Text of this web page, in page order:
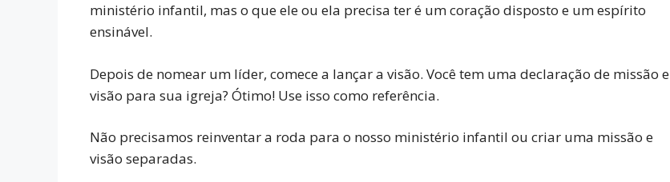
ministério infantil, mas o que ele ou ela precisa ter é um coração disposto e um espírito
ensinável.
Depois de nomear um líder, comece a lançar a visão. Você tem uma declaração de missão e
visão para sua igreja? Ótimo! Use isso como referência.
Não precisamos reinventar a roda para o nosso ministério infantil ou criar uma missão e
visão separadas.